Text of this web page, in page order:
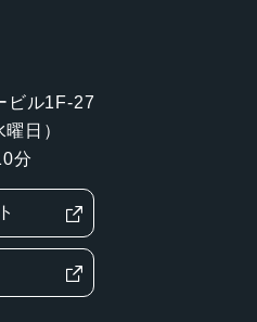
ビル1F-27
日）
分